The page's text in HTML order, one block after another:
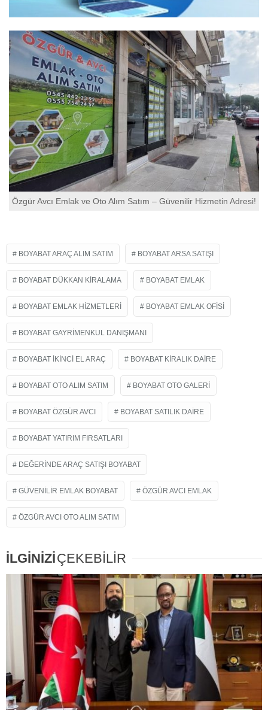
Özgür Avcı Emlak ve Oto Alım Satım – Güvenilir Hizmetin Adresi!
BOYABAT ARAÇ ALIM SATIM BOYABAT ARSA SATIŞI
BOYABAT DÜKKAN KIRALAMA BOYABAT EMLAK
BOYABAT EMLAK HIZMETLERI BOYABAT EMLAK OFISI
BOYABAT GAYRIMENKUL DANIŞMANI
BOYABAT IKINCI EL ARAÇ BOYABAT KIRALIK DAIRE
BOYABAT OTO ALIM SATIM BOYABAT OTO GALERI
BOYABAT ÖZGÜR AVCI BOYABAT SATILIK DAIRE
BOYABAT YATIRIM FIRSATLARI
DEĞERINDE ARAÇ SATIŞI BOYABAT
GÜVENILIR EMLAK BOYABAT ÖZGÜR AVCI EMLAK
ÖZGÜR AVCI OTO ALIM SATIM
İLGİNİZİÇEKEBİLİR